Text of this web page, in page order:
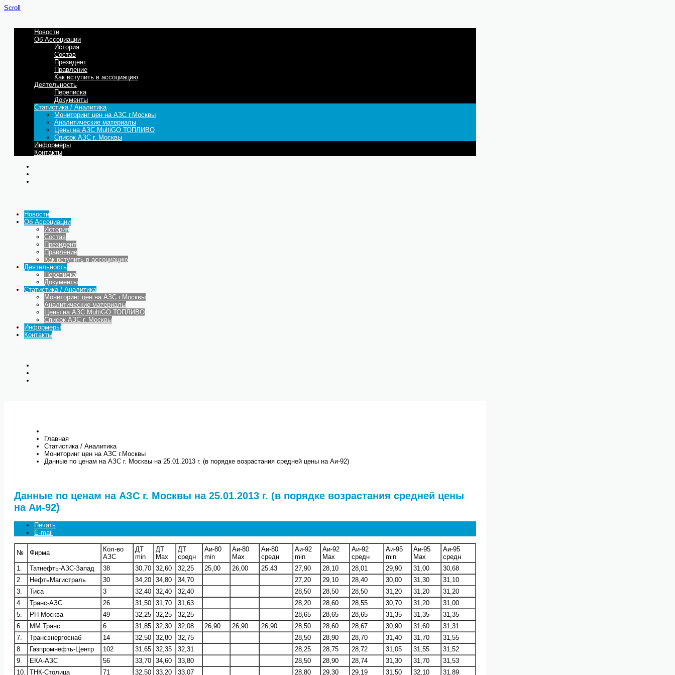
Scroll
Новости
Об Ассоциации
История
Состав
Президент
Правление
Как вступить в ассоциацию
Деятельность
Переписка
Документы
Статистика / Аналитика
Мониторинг цен на АЗС г.Москвы
Аналитические материалы
Цены на АЗС MultiGO ТОПЛИВО
Список АЗС г. Москвы
Информеры
Контакты
Новости
Об Ассоциации
История
Состав
Президент
Правление
Как вступить в ассоциацию
Деятельность
Переписка
Документы
Статистика / Аналитика
Мониторинг цен на АЗС г.Москвы
Аналитические материалы
Цены на АЗС MultiGO ТОПЛИВО
Список АЗС г. Москвы
Информеры
Контакты
Главная
Статистика / Аналитика
Мониторинг цен на АЗС г.Москвы
Данные по ценам на АЗС г. Москвы на 25.01.2013 г. (в порядке возрастания средней цены на Аи-92)
Данные по ценам на АЗС г. Москвы на 25.01.2013 г. (в порядке возрастания средней цены
на Аи-92)
Печать
E-mail
№ Фирма
Кол-во
АЗС
ДТ
min
ДТ
Max
ДТ
средн
Аи-80
min
Аи-80
Max
Аи-80
средн
Аи-92
min
Аи-92
Max
Аи-92
средн
Аи-95
min
Аи-95
Max
Аи-95
средн
1.
Татнефть-АЗС-Запад 38 30,70 32,60 32,25 25,00 26,00 25,43 27,90 28,10 28,01 29,90 31,00
30,68
2.
НефтьМагистраль 30 34,20 34,80 34,70 27,20 29,10 28,40 30,00 31,30
31,10
3.
Тиса 3 32,40 32,40 32,40 28,50 28,50 28,50 31,20 31,20
31,20
4.
Транс-АЗС 26 31,50 31,70 31,63 28,20 28,60 28,55 30,70 31,20
31,00
5.
РН-Москва 49 32,25 32,25 32,25 28,65 28,65 28,65 31,35 31,35
31,35
6.
ММ Транс 6 31,85 32,30 32,08 26,90 26,90 26,90 28,50 28,60 28,67 30,90 31,60
31,31
7.
Трансэнергоснаб 14 32,50 32,80 32,75 28,50 28,90 28,70 31,40 31,70
31,55
8.
Газпромнефть-Центр 102 31,65 32,35 32,31 28,25 28,75 28,72 31,05 31,55
31,52
9.
ЕКА-АЗС 56 33,70 34,60 33,80 28,50 28,90 28,74 31,30 31,70
31,53
10.
ТНК-Столица 71 32,50 33,20 33,07 28,80 29,30 29,19 31,50 32,10
31,89